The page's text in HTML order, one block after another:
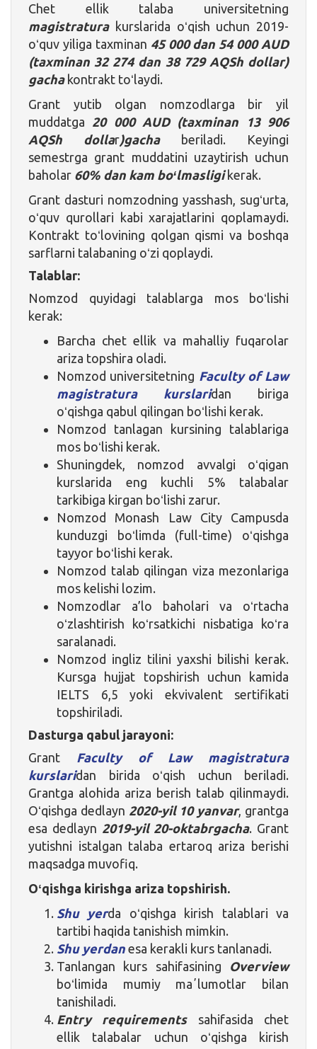
Chet ellik talaba universitetning
magistraturakurslarida oʻqish uchun 2019-
oʻquv yiliga taxminan 45 000 dan 54 000 AUD
(taxminan 32 274 dan 38 729 AQSh dollar)
gachakontrakt toʻlaydi.
Grant yutib olgan nomzodlarga bir yil
muddatga 20 000 AUD (taxminan 13 906
AQSh dollar)gachaberiladi. Keyingi
semestrga grant muddatini uzaytirish uchun
baholar 60% dan kam boʻlmasligikerak.
Grant dasturi nomzodning yasshash, sugʻurta,
oʻquv qurollari kabi xarajatlarini qoplamaydi.
Kontrakt toʻlovining qolgan qismi va boshqa
sarflarni talabaning oʻzi qoplaydi.
Talablar:
Nomzod quyidagi talablarga mos boʻlishi
kerak:
Barcha chet ellik va mahalliy fuqarolar
ariza topshira oladi.
Nomzod universitetning Faculty of Law
magistratura kurslaridan biriga
oʻqishga qabul qilingan boʻlishi kerak.
Nomzod tanlagan kursining talablariga
mos boʻlishi kerak.
Shuningdek, nomzod avvalgi oʻqigan
kurslarida eng kuchli 5% talabalar
tarkibiga kirgan boʻlishi zarur.
Nomzod Monash Law City Campusda
kunduzgi boʻlimda (full-time) oʻqishga
tayyor boʻlishi kerak.
Nomzod talab qilingan viza mezonlariga
mos kelishi lozim.
Nomzodlar a’lo baholari va oʻrtacha
oʻzlashtirish koʻrsatkichi nisbatiga koʻra
saralanadi.
Nomzod ingliz tilini yaxshi bilishi kerak.
Kursga hujjat topshirish uchun kamida
IELTS 6,5 yoki ekvivalent sertifikati
topshiriladi.
Dasturga qabul jarayoni:
Grant Faculty of Law
magistratura
kurslaridan birida oʻqish uchun beriladi.
Grantga alohida ariza berish talab qilinmaydi.
Oʻqishga dedlayn 2020-yil 10 yanvar, grantga
esa dedlayn 2019-yil 20-oktabrgacha. Grant
yutishni istalgan talaba ertaroq ariza berishi
maqsadga muvofiq.
Oʻqishga kirishga ariza topshirish.
Shu yerda oʻqishga kirish talablari va
tartibi haqida tanishish mimkin.
Shu yerdan esa kerakli kurs tanlanadi.
Tanlangan kurs sahifasining Overview
boʻlimida mumiy maʼlumotlar bilan
tanishiladi.
Entry requirements sahifasida chet
ellik talabalar uchun oʻqishga kirish